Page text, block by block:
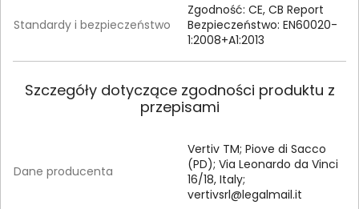
Standardy i bezpieczeństwo
Zgodność: CE, CB Report
Bezpieczeństwo: EN60020-
1:2008+A1:2013
Szczegóły dotyczące zgodności produktu z
przepisami
Dane producenta
Vertiv TM; Piove di Sacco
(PD); Via Leonardo da Vinci
16/18, Italy;
vertivsrl@legalmail.it